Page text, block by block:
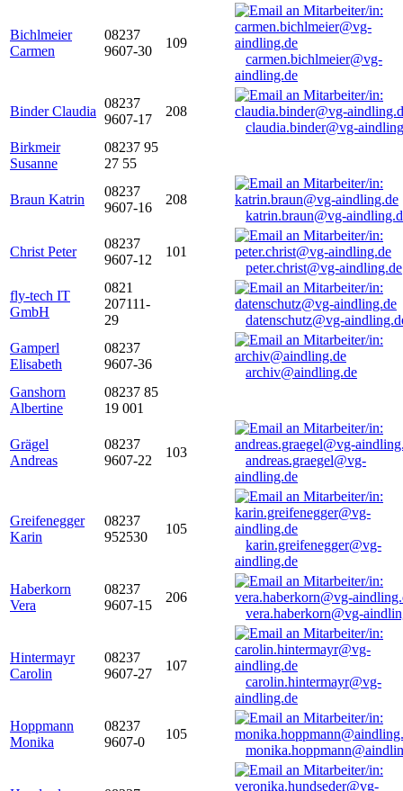
Bichlmeier
Carmen
08237
9607-30
109
carmen.bichlmeier@vg-
aindling.de
Binder Claudia
08237
9607-17
208
claudia.binder@vg-
Birkmeir
Susanne
08237 95
27 55
Braun Katrin
08237
9607-16
208
katrin.braun@vg-
Christ Peter
08237
9607-12
101
peter.christ@vg-aindling.de
fly-tech IT
GmbH
0821
207111-
29
datenschutz@vg-
Gamperl
Elisabeth
08237
9607-36
archiv@aindling.de
Ganshorn
Albertine
08237 85
19 001
Grägel
Andreas
08237
9607-22
103
andreas.graegel@vg-
aindling.de
Greifenegger
Karin
08237
952530
105
karin.greifenegger@vg-
aindling.de
Haberkorn
Vera
08237
9607-15
206
vera.haberkorn@vg-
Hintermayr
Carolin
08237
9607-27
107
carolin.hintermayr@vg-
aindling.de
Hoppmann
Monika
08237
9607-0
105